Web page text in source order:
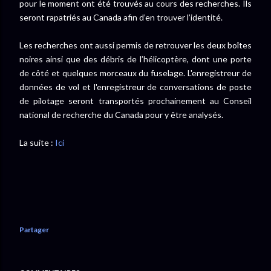
pour le moment ont été trouvés au cours des recherches. Ils
seront rapatriés au Canada afin d’en trouver l’identité.
Les recherches ont aussi permis de retrouver les deux boîtes
noires ainsi que des débris de l’hélicoptère, dont une porte
de côté et quelques morceaux du fuselage. L'enregistreur de
données de vol et l'enregistreur de conversations de poste
de pilotage seront transportés prochainement au Conseil
national de recherche du Canada pour y être analysés.
La suite : Ici
Partager